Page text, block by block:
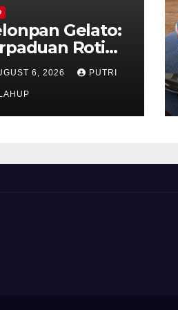
Gelato:
Roti
dan Es
Lembut yang
6, 2026 PUTRI